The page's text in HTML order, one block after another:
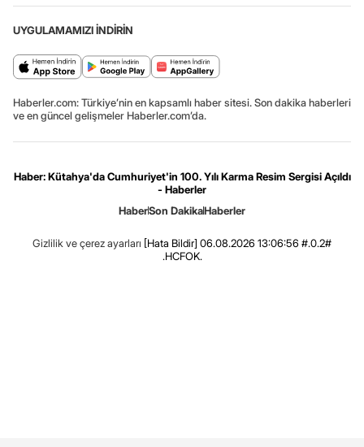
UYGULAMAMIZI İNDİRİN
Haberler.com: Türkiye’nin en kapsamlı haber sitesi. Son dakika haberleri
ve en güncel gelişmeler Haberler.com’da.
Haber: Kütahya'da Cumhuriyet'in 100. Yılı Karma Resim Sergisi Açıldı
- Haberler
HaberSon DakikaHaberler
Gizlilik ve çerez ayarları [Hata Bildir] 06.08.2026 13:06:56 #.0.2#
.HCFOK.